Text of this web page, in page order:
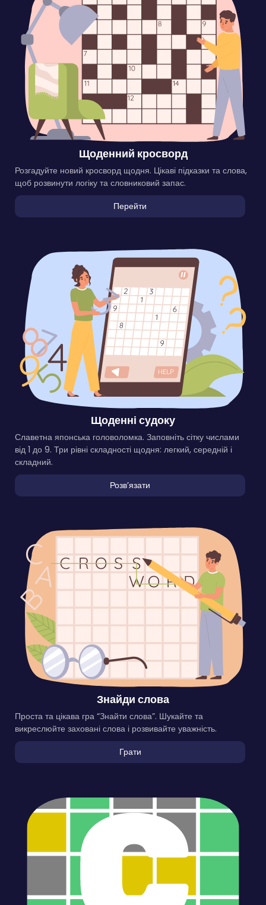
Щоденний кросворд
Розгадуйте новий кросворд щодня. Цікаві підказки та слова,
щоб розвинути логіку та словниковий запас.
Перейти
Щоденні судоку
Славетна японська головоломка. Заповніть сітку числами
від 1 до 9. Три рівні складності щодня: легкий, середній і
складний.
Розвʼязати
Знайди слова
Проста та цікава гра “Знайти слова”. Шукайте та
викреслюйте заховані слова і розвивайте уважність.
Грати